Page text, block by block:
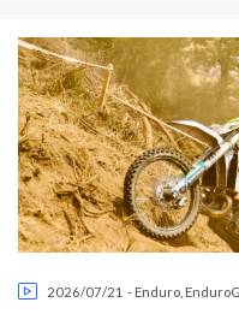
2026/07/21 - Enduro